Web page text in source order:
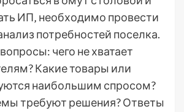
ИП‚ необходимо провести
потребностей поселка.
чего не хватает
Какие товары или
наибольшим спросом?
требуют решения? Ответы